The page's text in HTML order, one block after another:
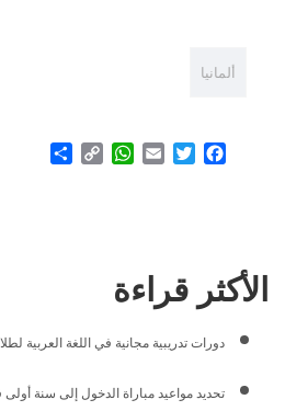
ألمانيا
Facebook
Twitter
Email
WhatsApp
Copy
الأكثر قراءة
دورات تدريبية مجانية في اللغة العربية
تحديد مواعيد مباراة الدخول إلى سنة